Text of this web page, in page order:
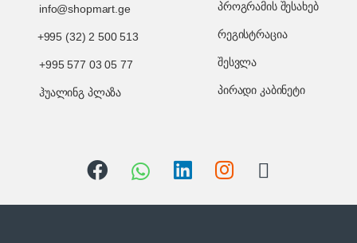
info@shopmart.ge
+995 (32) 2 500 513
+995 577 03 05 77
ჰუალინგ პლაზა
პროგრამის შესახებ
რეგისტრაცია
შესვლა
პირადი კაბინეტი